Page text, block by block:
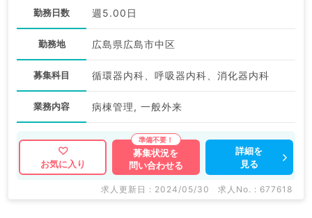
勤務日数 週5.00日
勤務地 広島県広島市中区
募集科目 循環器内科、呼吸器内科、消化器内科
業務内容 病棟管理, 一般外来
お気に入り
募集状況を
問い合わせる
詳細を
見る
求人更新日 : 2024/05/30 求人No. : 677618